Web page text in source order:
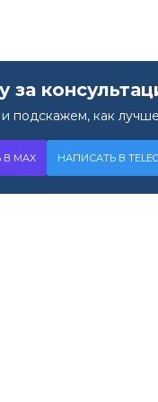
за
подскажем, как
MAX НАПИСАТЬ В